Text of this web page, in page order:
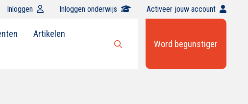
Inloggen Inloggen onderwijs Activeer jouw account
Open
Artikelen
Word begunstiger